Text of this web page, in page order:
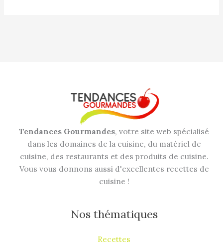
Tendances Gourmandes, votre site web spécialisé
dans les domaines de la cuisine, du matériel de
cuisine, des restaurants et des produits de cuisine.
Vous vous donnons aussi d'excellentes recettes de
cuisine !
Nos thématiques
Recettes